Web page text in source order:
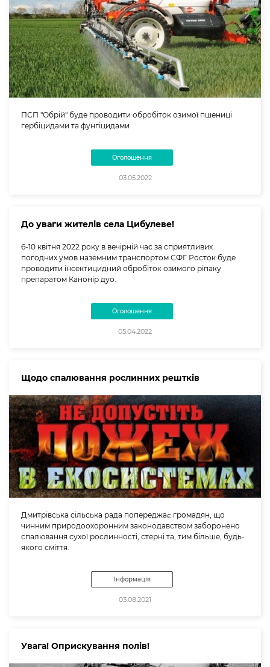
ПСП "Обрій" буде проводити обробіток озимої пшениці
гербіцидами та фунгіцидами
Оголошення
03.05.2022
До уваги жителів села Цибулеве!
6-10 квітня 2022 року в вечірній час за сприятливих
погодних умов наземним транспортом СФГ Росток буде
проводити інсектицидний обробіток озимого ріпаку
препаратом Канонір дуо.
Оголошення
05.04.2022
Щодо спалювання рослинних рештків
Дмитрівська сільська рада попереджає громадян, що
чинним природоохоронним законодавством заборонено
спалювання сухої рослинності, стерні та, тим більше, будь-
якого сміття.
Інформація
03.08.2021
Увага! Оприскування полів!